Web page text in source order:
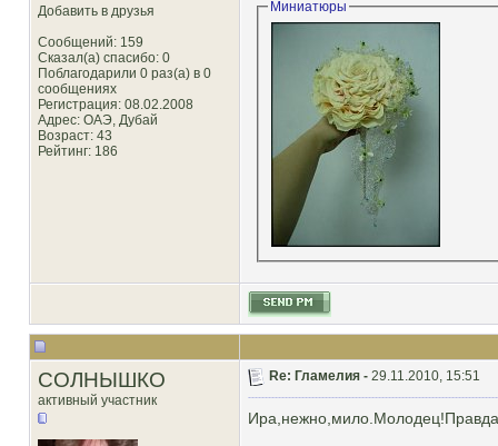
Добавить в друзья
Сообщений: 159
Сказал(а) спасибо: 0
Поблагодарили 0 раз(а) в 0
сообщениях
Регистрация: 08.02.2008
Адрес: ОАЭ, Дубай
Возраст: 43
Рейтинг: 186
Миниатюры
СОЛНЫШКО
активный участник
Re: Гламелия - 29.11.2010, 15:51
Ира,нежно,мило.Молодец!Правда